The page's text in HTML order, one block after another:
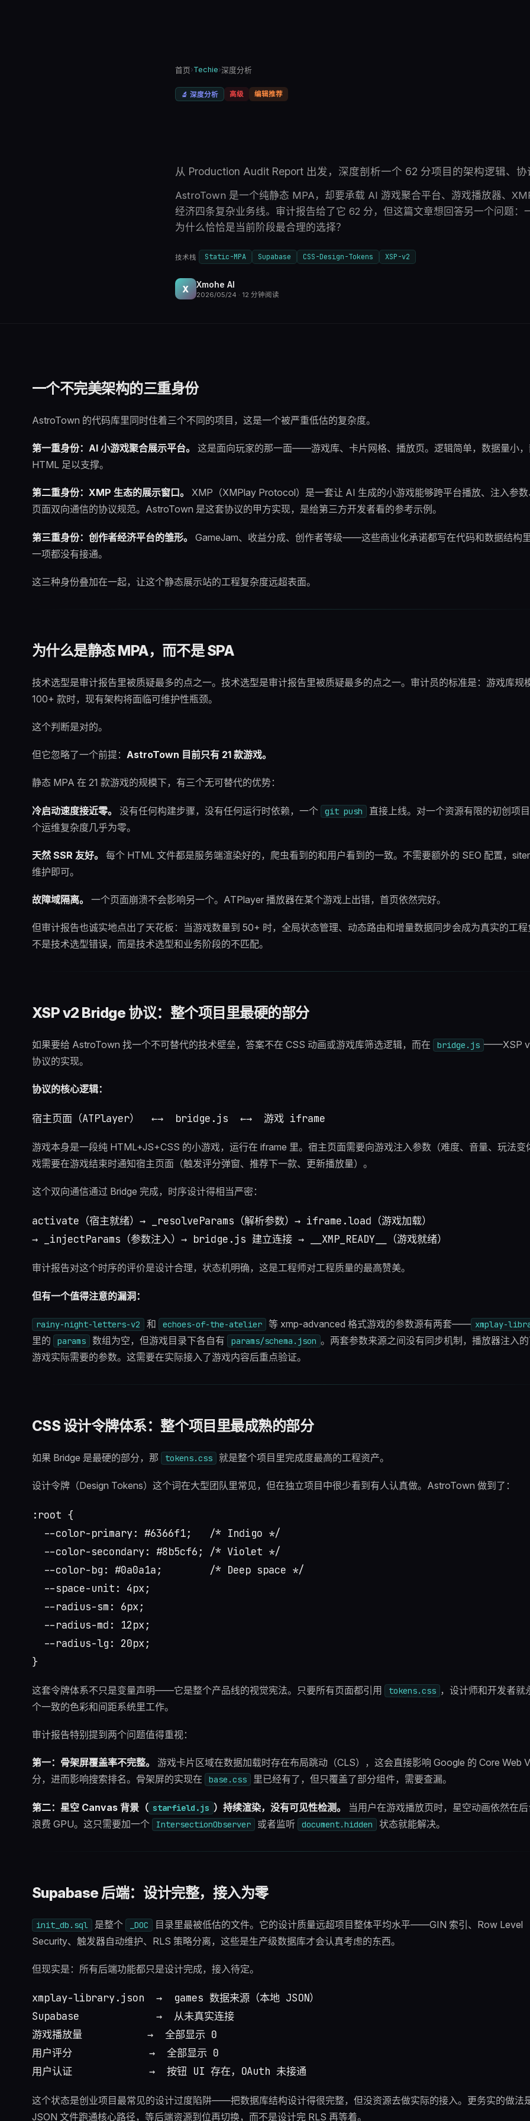
首页›Techie›深度分析
🔬 深度分析 高级 编辑推荐
从 Production Audit Report 出发，深度剖析一个 62 分项目的架构逻辑、
AstroTown 是一个纯静态 MPA，却要承载 AI 游戏聚合平台、游戏播放器、
经济四条复杂业务线。审计报告给了它 62 分，但这篇文章想回答另一个问题：
为什么恰恰是当前阶段最合理的选择？
技术栈 Static-MPA Supabase CSS-Design-Tokens XSP-v2
X Xmohe AI
2026/05/24 · 12 分钟阅读
一个不完美架构的三重身份
AstroTown 的代码库里同时住着三个不同的项目，这是一个被严重低估的复杂度。
第一重身份：AI 小游戏聚合展示平台。
这是面向玩家的那一面——游戏库、卡片网格、播放页。逻辑简单，数据量小
HTML 足以支撑。
第二重身份：XMP 生态的展示窗口。
XMP（XMPlay Protocol）是一套让 AI 生成的小游戏能够跨平台播放、注入参
页面双向通信的协议规范。AstroTown 是这套协议的甲方实现，是给第三方开发者看的参考示例。
第三重身份：创作者经济平台的雏形。
GameJam、收益分成、创作者等级——这些商业化承诺都写在代码和数据结构
一项都没有接通。
这三种身份叠加在一起，让这个静态展示站的工程复杂度远超表面。
为什么是静态 MPA，而不是 SPA
技术选型是审计报告里被质疑最多的点之一。技术选型是审计报告里被质疑最多的点之一。审计员的标准是：游戏库规
100+ 款时，现有架构将面临可维护性瓶颈。
这个判断是对的。
但它忽略了一个前提： AstroTown 目前只有 21 款游戏。
静态 MPA 在 21 款游戏的规模下，有三个无可替代的优势：
冷启动速度接近零。 没有任何构建步骤，没有任何运行时依赖，一个 git push
直接上线。对一个资源有限的初创项
个运维复杂度几乎为零。
天然 SSR 友好。
每个 HTML 文件都是服务端渲染好的，爬虫看到的和用户看到的一致。不需要额外的 SEO 配置，
维护即可。
故障域隔离。 一个页面崩溃不会影响另一个。ATPlayer 播放器在某个游戏上出错，首页依然完好。
但审计报告也诚实地点出了天花板：当游戏数量到 50+ 时，全局状态管理、动态路由和增量数据同步会成为真实的工
不是技术选型错误，而是技术选型和业务阶段的不匹配。
XSP v2 Bridge 协议：整个项目里最硬的部分
如果要给 AstroTown 找一个不可替代的技术壁垒，答案不在 CSS 动画或游戏库筛选逻辑，而在 bridge.js ——XSP
协议的实现。
协议的核心逻辑：
游戏本身是一段纯 HTML+JS+CSS 的小游戏，运行在 iframe 里。宿主页面需要向游戏注入参数（难度、音量、玩法变
戏需要在游戏结束时通知宿主页面（触发评分弹窗、推荐下一款、更新播放量）。
这个双向通信通过 Bridge 完成，时序设计得相当严密：
activate（宿主就绪）→ _resolveParams（解析参数）→ iframe.load（游戏加载）
审计报告对这个时序的评价是设计合理，状态机明确，这是工程师对工程质量的最高赞美。
但有一个值得注意的漏洞：
rainy-night-letters-v2 和 echoes-of-the-atelier 等 xmp-advanced 格式游戏的参数源有两套—— xmplay-
里的 params 数组为空，但游戏目录下各自有 params/schema.json 。两套参数来源之间没有同步机制，播放器注入
游戏实际需要的参数。这需要在实际接入了游戏内容后重点验证。
CSS 设计令牌体系：整个项目里最成熟的部分
如果 Bridge 是最硬的部分，那 tokens.css 就是整个项目里完成度最高的工程资产。
设计令牌（Design Tokens）这个词在大型团队里常见，但在独立项目中很少看到有人认真做。AstroTown 做到了：
:root {
  --color-primary: #6366f1;   /* Indigo */
  --color-secondary: #8b5cf6; /* Violet */
  --color-bg: #0a0a1a;        /* Deep space */
  --space-unit: 4px;
  --radius-sm: 6px;
  --radius-md: 12px;
  --radius-lg: 20px;
这套令牌体系不只是变量声明——它是整个产品线的视觉宪法。只要所有页面都引用 tokens.css ，设计师和开发者就
个一致的色彩和间距系统里工作。
审计报告特别提到两个问题值得重视：
第一：骨架屏覆盖率不完整。
游戏卡片区域在数据加载时存在布局跳动（CLS），这会直接影响 Google 的 Core Web
分，进而影响搜索排名。骨架屏的实现在
base.css 里已经有了，但只覆盖了部分组件，需要查漏。
第二：星空 Canvas 背景（ starfield.js ）持续渲染，没有可见性检测。
当用户在游戏播放页时，星空动画依然在
浪费 GPU。这只需要加一个
IntersectionObserver 或者监听 document.hidden 状态就能解决。
Supabase 后端：设计完整，接入为零
init_db.sql 是整个 _DOC
目录里最被低估的文件。它的设计质量远超项目整体平均水平——GIN 索引、Row Level
Security、触发器自动维护、RLS 策略分离，这些是生产级数据库才会认真考虑的东西。
但现实是：所有后端功能都只是设计完成，接入待定。
xmplay-library.json  →  games 数据来源（本地 JSON）
Supabase             →  从未真实连接
游戏播放量           →  全部显示 0
用户评分             →  全部显示 0
用户认证             →  按钮 UI 存在，OAuth 未接通
这个状态是创业项目最常见的设计过度陷阱——把数据库结构设计得很完整，但没资源去做实际的接入。更务实的做法
JSON 文件跑通核心路径，等后端资源到位再切换，而不是设计完 RLS 再等着。